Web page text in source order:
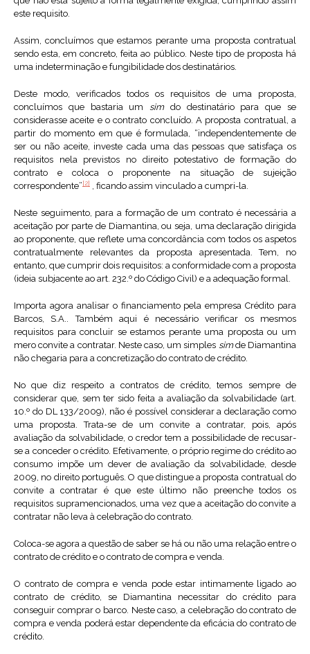
este requisito.
Assim, concluímos que estamos perante uma proposta contratual
sendo esta, em concreto, feita ao público. Neste tipo de proposta há
uma indeterminação e fungibilidade dos destinatários.
Deste modo, verificados todos os requisitos de uma proposta,
concluímos que bastaria um simdo destinatário para que se
considerasse aceite e o contrato concluído. A proposta contratual, a
partir do momento em que é formulada, “independentemente de
ser ou não aceite, investe cada uma das pessoas que satisfaça os
requisitos nela previstos no direito potestativo de formação do
contrato e coloca o proponente na situação de sujeição
correspondente”[2] , ficando assim vinculado a cumpri-la.
Neste seguimento, para a formação de um contrato é necessária a
aceitação por parte de Diamantina, ou seja, uma declaração dirigida
ao proponente, que reflete uma concordância com todos os aspetos
contratualmente relevantes da proposta apresentada. Tem, no
entanto, que cumprir dois requisitos: a conformidade com a proposta
(ideia subjacente ao art. 232.º do Código Civil) e a adequação formal.
Importa agora analisar o financiamento pela empresa Crédito para
Barcos, S.A.. Também aqui é necessário verificar os mesmos
requisitos para concluir se estamos perante uma proposta ou um
mero convite a contratar. Neste caso, um simples simde Diamantina
não chegaria para a concretização do contrato de crédito.
No que diz respeito a contratos de crédito, temos sempre de
considerar que, sem ter sido feita a avaliação da solvabilidade (art.
10.º do DL 133/2009), não é possível considerar a declaração como
uma proposta. Trata-se de um convite a contratar, pois, após
avaliação da solvabilidade, o credor tem a possibilidade de recusar-
se a conceder o crédito. Efetivamente, o próprio regime do crédito ao
consumo impõe um dever de avaliação da solvabilidade, desde
2009, no direito português. O que distingue a proposta contratual do
convite a contratar é que este último não preenche todos os
requisitos supramencionados, uma vez que a aceitação do convite a
contratar não leva à celebração do contrato.
Coloca-se agora a questão de saber se há ou não uma relação entre o
contrato de crédito e o contrato de compra e venda.
O contrato de compra e venda pode estar intimamente ligado ao
contrato de crédito, se Diamantina necessitar do crédito para
conseguir comprar o barco. Neste caso, a celebração do contrato de
compra e venda poderá estar dependente da eficácia do contrato de
crédito.